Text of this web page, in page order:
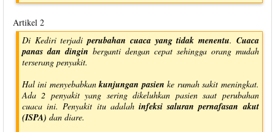
Artikel 2
Di Kediri terjadiperubahan cuaca yang tidak menentu. Cuaca
panas dan dingin berganti dengan cepat sehingga orang mudah
terserang penyakit.
Hal ini menyebabkankunjungan pasien ke rumah sakit meningkat.
Ada 2 penyakit yang sering dikeluhkan pasien saat perubahan
cuaca ini. Penyakit itu adalahinfeksi saluran pernafasan akut
(ISPA) dan diare.